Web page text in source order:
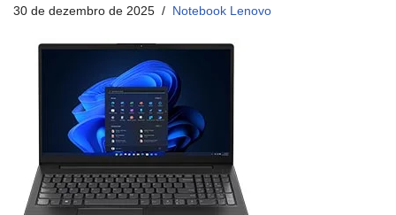
30 de dezembro de 2025
Notebook Lenovo